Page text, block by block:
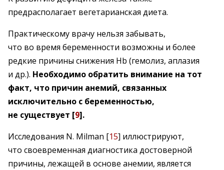
предрасполагает вегетарианская диета.
Практическому врачу нельзя забывать,
что во время беременности возможны и более
редкие причины снижения Hb (гемолиз, аплазия
и др.). Необходимо обратить внимание на тот
факт, что причин анемий, связанных
исключительно с беременностью,
не существует [9].
Исследования N. Milman [15] иллюстрируют,
что своевременная диагностика достоверной
причины, лежащей в основе анемии, является